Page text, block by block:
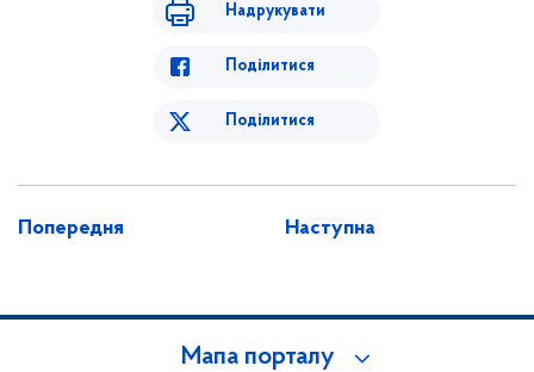
Надрукувати
Поділитися
Поділитися
Попередня Наступна
Мапа порталу